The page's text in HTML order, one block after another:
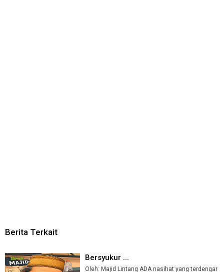
Berita Terkait
Bersyukur ...
Oleh: Majid Lintang ADA nasihat yang terdengar